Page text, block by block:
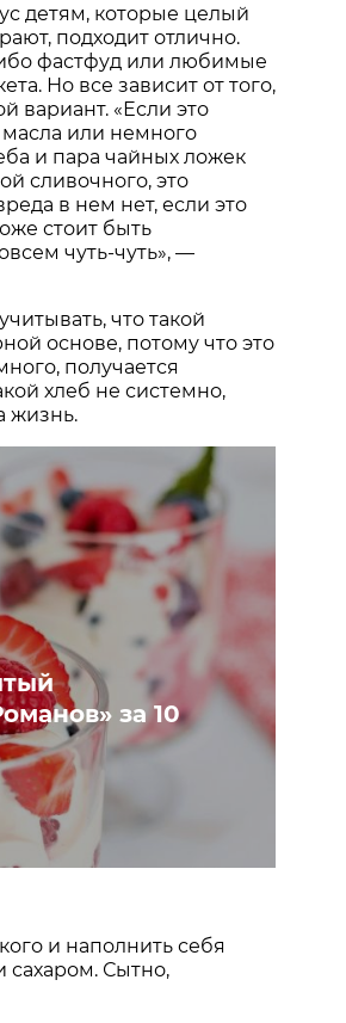
детям, которые целый
подходит отлично.
фастфуд или любимые
Но все зависит от того,
вариант. «Если это
или немного
и пара чайных ложек
сливочного, это
в нем нет, если это
стоит быть
чуть-чуть», —
что такой
основе, потому что это
получается
хлеб не системно,
жизнь.
за 10
и наполнить себя
Сытно,